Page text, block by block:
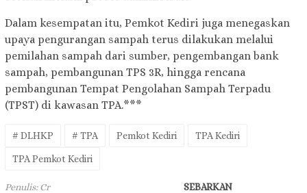
Dalam kesempatan itu, Pemkot Kediri juga menegaskan
upaya pengurangan sampah terus dilakukan melalui
pemilahan sampah dari sumber, pengembangan bank
sampah, pembangunan TPS 3R, hingga rencana
pembangunan Tempat Pengolahan Sampah Terpadu
(TPST) di kawasan TPA.***
# DLHKP # TPA Pemkot Kediri TPA Kediri
TPA Pemkot Kediri
Penulis: Cr
SEBARKAN